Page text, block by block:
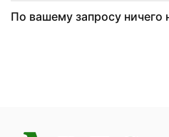
По вашему запросу ничего